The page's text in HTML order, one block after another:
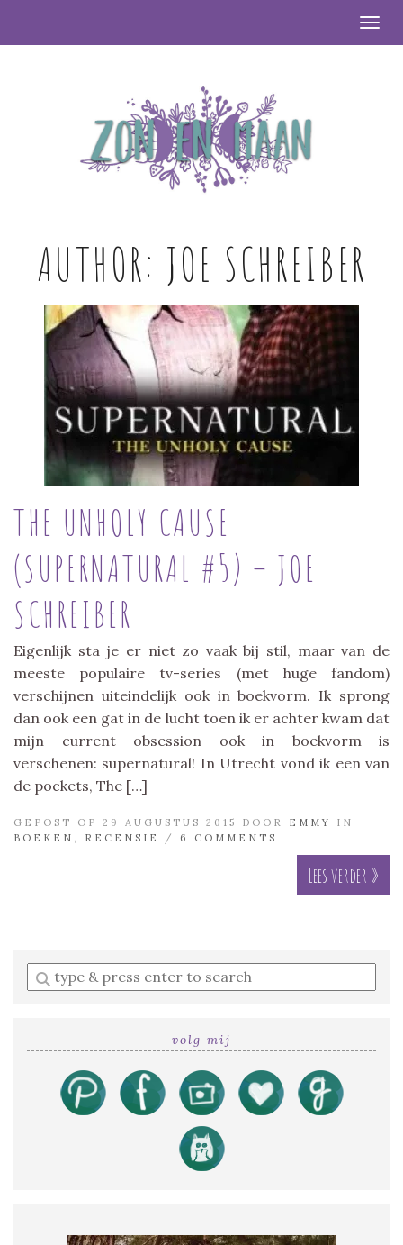
AUTHOR: JOE SCHREIBER
THE UNHOLY CAUSE
(SUPERNATURAL #5) – JOE
SCHREIBER
Eigenlijk sta je er niet zo vaak bij stil, maar van de
meeste populaire tv-series (met huge fandom)
verschijnen uiteindelijk ook in boekvorm. Ik sprong
dan ook een gat in de lucht toen ik er achter kwam dat
mijn current obsession ook in boekvorm is
verschenen: supernatural! In Utrecht vond ik een van
de pockets, The […]
GEPOST OP 29 AUGUSTUS 2015 DOOR EMMY
IN
BOEKEN
RECENSIE / 6 COMMENTS
Lees verder »
Enter
a
volg mij